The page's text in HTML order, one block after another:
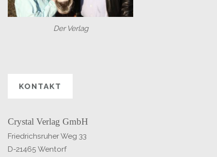
Der Verlag
KONTAKT
Crystal Verlag GmbH
Friedrichsruher Weg 33
D-21465 Wentorf